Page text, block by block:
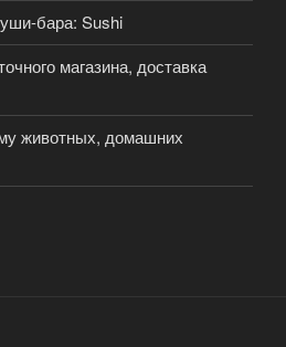
бара: Sushi
магазина, доставка
животных, домашних